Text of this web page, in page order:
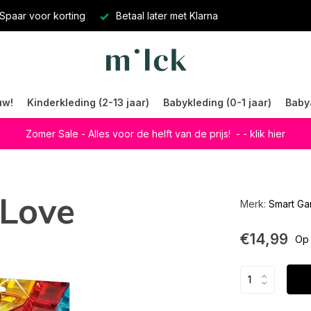
voor korting Betaal later met Klarna
Kinderkleding (2-13 jaar) Babykleding (0-1 jaar)
Zomer Sale - Alles voor de helft van de prijs! - - klik hier
Merk: Smart
€14,99